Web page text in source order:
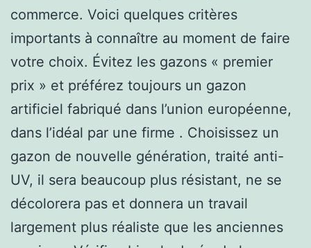
commerce. Voici quelques critères
importants à connaître au moment de faire
votre choix. Évitez les gazons « premier
prix » et préférez toujours un gazon
artificiel fabriqué dans l’union européenne,
dans l’idéal par une firme . Choisissez un
gazon de nouvelle génération, traité anti-
UV, il sera beaucoup plus résistant, ne se
décolorera pas et donnera un travail
largement plus réaliste que les anciennes